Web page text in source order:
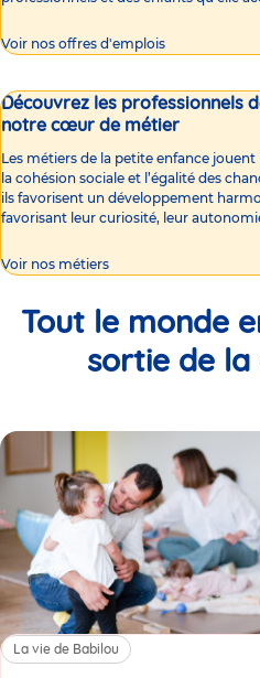
Voir nos offres d'emplois
Découvrez les professionnels
notre cœur de métier
Les métiers de la petite enfance
la cohésion sociale et l’égalité des
ils favorisent un développement
favorisant leur curiosité, leur
Voir nos métiers
Tout le monde
sortie de la
La vie de Babilou